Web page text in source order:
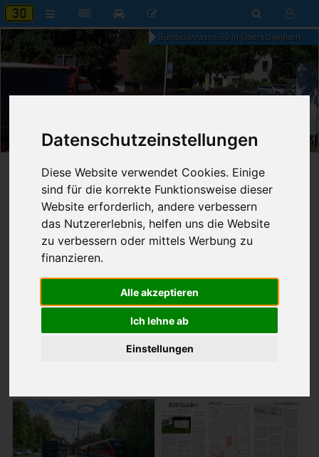
Datenschutzeinstellungen
Diese Website verwendet Cookies. Einige
sind für die korrekte Funktionsweise dieser
Website erforderlich, andere verbessern
das Nutzererlebnis, helfen uns die Website
zu verbessern oder mittels Werbung zu
finanzieren.
Alle akzeptieren
Ich lehne ab
Einstellungen
Bundesstrasse 30 in Oberschwaben
Sonntag, 9. August 2026
Startseite»B30 aktuell »Nachrichten
Nachrichten
658Ergebnisse zur Suche nachBaden
5 7 …
-36von658